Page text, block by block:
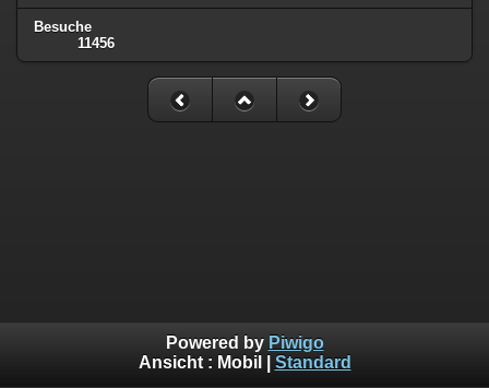
Besuche
11456
Powered by Piwigo
Ansicht : Mobil Standard